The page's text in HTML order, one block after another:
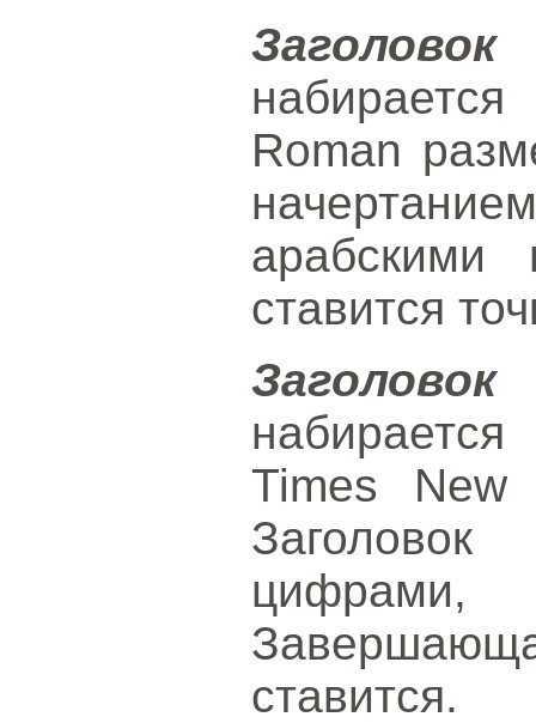
Roman
ставится
Times
ставится.